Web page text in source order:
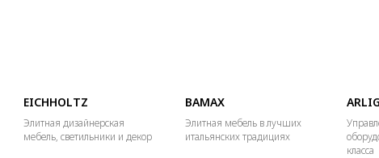
EICHHOLTZ
Элитная дизайнерская
мебель, светильники и декор
BAMAX
Элитная мебель в лучших
итальянских традициях
класса